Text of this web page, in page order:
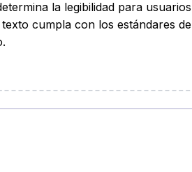
la legibilidad para usuarios
cumpla con los estándares de